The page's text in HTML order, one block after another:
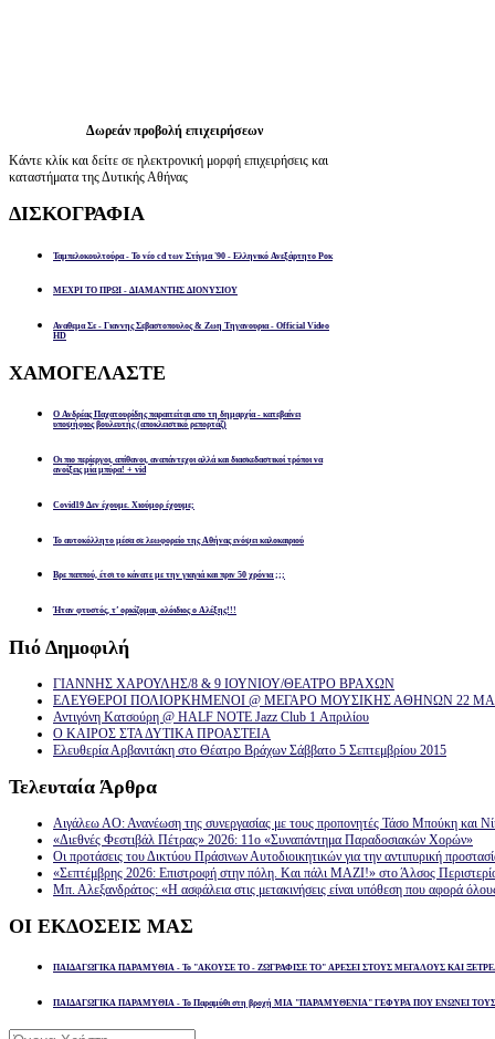
Δωρεάν προβολή επιχειρήσεων
Κάντε κλίκ και δείτε σε ηλεκτρονική μορφή επιχειρήσεις και
καταστήματα της Δυτικής Αθήνας
ΔΙΣΚΟΓΡΑΦΙΑ
Ταμπελοκουλτούρα - Το νέο cd των Στίγμα '90 - Ελληνικό Ανεξάρτητο Ροκ
ΜΕΧΡΙ ΤΟ ΠΡΩΙ - ΔΙΑΜΑΝΤΗΣ ΔΙΟΝΥΣΙΟΥ
Αναθεμα Σε - Γιαννης Σεβαστοπουλος & Ζωη Τηγανουρια - Official Video
HD
ΧΑΜΟΓΕΛΑΣΤΕ
Ο Ανδρέας Παχατουρίδης παραιτείται απο τη δημαρχία - κατεβαίνει
υποψήφιος βουλευτής (αποκλειστικό ρεπορτάζ)
Οι πιο περίεργοι, απίθανοι, αναπάντεχοι αλλά και διασκεδαστικοί τρόποι να
ανοίξεις μία μπύρα! + vid
Covid19 Δεν έχουμε. Χιούμορ έχουμε;
Το αυτοκόλλητο μέσα σε λεωφορείο της Αθήνας ενόψει καλοκαιριού
Βρε παππού, έτσι το κάνατε με την γιαγιά και πριν 50 χρόνια ;;;
Ήταν φτυστός, τ’ ορκίζομαι, ολόιδιος ο Αλέξης!!!
Πιό Δημοφιλή
ΓΙΑΝΝΗΣ ΧΑΡΟΥΛΗΣ/8 & 9 ΙΟΥΝΙΟΥ/ΘΕΑΤΡΟ ΒΡΑΧΩΝ
ΕΛΕΥΘΕΡΟΙ ΠΟΛΙΟΡΚΗΜΕΝΟΙ @ ΜΕΓΑΡΟ ΜΟΥΣΙΚΗΣ ΑΘΗΝΩΝ 22
Αντιγόνη Κατσούρη @ HALF NOTE Jazz Club 1 Απριλίου
Ο ΚΑΙΡΟΣ ΣΤΑ ΔΥΤΙΚΑ ΠΡΟΑΣΤΕΙΑ
Ελευθερία Αρβανιτάκη στο Θέατρο Βράχων Σάββατο 5 Σεπτεμβρίου 2015
Τελευταία Άρθρα
Αιγάλεω ΑΟ: Ανανέωση της συνεργασίας με τους προπονητές Τάσο Μπούκη και
«Διεθνές Φεστιβάλ Πέτρας» 2026: 11ο «Συναπάντημα Παραδοσιακών Χορών»
Οι προτάσεις του Δικτύου Πράσινων Αυτοδιοικητικών για την αντιπυρική
«Σεπτέμβρης 2026: Επιστροφή στην πόλη. Και πάλι ΜΑΖΙ!» στο Άλσος
Μπ. Αλεξανδράτος: «Η ασφάλεια στις μετακινήσεις είναι υπόθεση που αφορά
ΟΙ ΕΚΔΟΣΕΙΣ ΜΑΣ
ΠΑΙΔΑΓΩΓΙΚΑ ΠΑΡΑΜΥΘΙΑ - Το "ΑΚΟΥΣΕ ΤΟ - ΖΩΓΡΑΦΙΣΕ ΤΟ" ΑΡΕΣΕΙ ΣΤΟΥΣ ΜΕΓΑΛΟΥΣ ΚΑΙ
ΠΑΙΔΑΓΩΓΙΚΑ ΠΑΡΑΜΥΘΙΑ - Το Παραμύθι στη βροχή ΜΙΑ "ΠΑΡΑΜΥΘΕΝΙΑ" ΓΕΦΥΡΑ ΠΟΥ ΕΝΩΝΕΙ